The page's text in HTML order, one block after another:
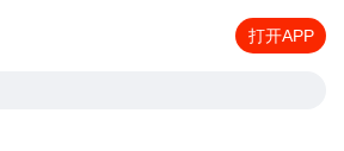
打开APP